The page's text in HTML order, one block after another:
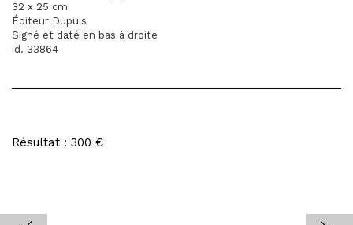
32 x 25 cm
Éditeur Dupuis
Signé et daté en bas à droite
id. 33864
Résultat : 300 €